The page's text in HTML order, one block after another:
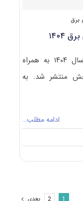
برق
سوالات آزمون دکتری مهندسی برق سال ۱۴۰۴ به همراه
منتشر شد. به
ادامه مطلب…
1
2 بعدی